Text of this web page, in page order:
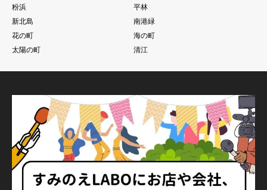
粉浜
平林
新北島
南港緑
花の町
海の町
太陽の町
清江